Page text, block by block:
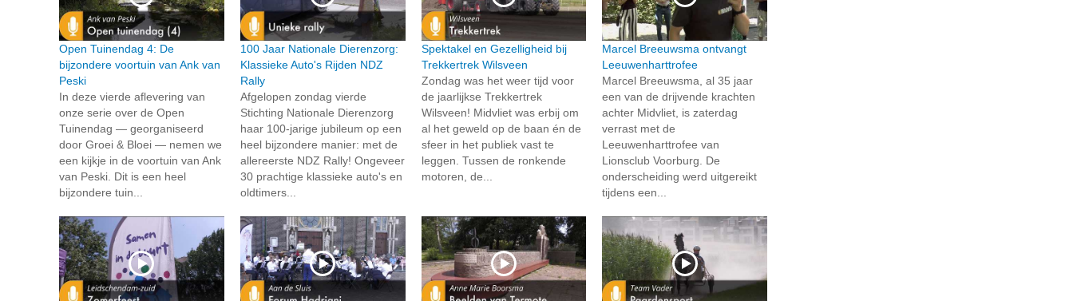
Open Tuinendag 4: De
bijzondere voortuin van Ank van
Peski
In deze vierde aflevering van
onze serie over de Open
Tuinendag — georganiseerd
door Groei & Bloei — nemen we
een kijkje in de voortuin van Ank
van Peski. Dit is een heel
bijzondere tuin...
100 Jaar Nationale Dierenzorg:
Klassieke Auto's Rijden NDZ
Rally
Afgelopen zondag vierde
Stichting Nationale Dierenzorg
haar 100-jarige jubileum op een
heel bijzondere manier: met de
allereerste NDZ Rally! Ongeveer
30 prachtige klassieke auto's en
oldtimers...
Spektakel en Gezelligheid bij
Trekkertrek Wilsveen
Zondag was het weer tijd voor
de jaarlijkse Trekkertrek
Wilsveen! Midvliet was erbij om
al het geweld op de baan én de
sfeer in het publiek vast te
leggen. Tussen de ronkende
motoren, de...
Marcel Breeuwsma ontvangt
Leeuwenharttrofee
Marcel Breeuwsma, al 35 jaar
een van de drijvende krachten
achter Midvliet, is zaterdag
verrast met de
Leeuwenharttrofee van
Lionsclub Voorburg. De
onderscheiding werd uitgereikt
tijdens een...